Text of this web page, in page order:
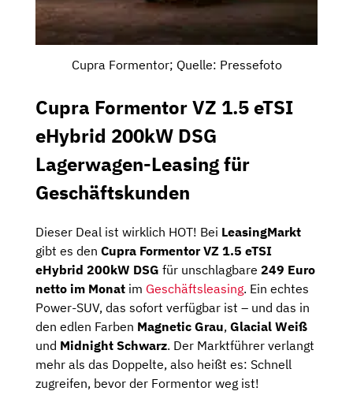
Cupra Formentor; Quelle: Pressefoto
Cupra Formentor VZ 1.5 eTSI
eHybrid 200kW DSG
Lagerwagen-Leasing für
Geschäftskunden
Dieser Deal ist wirklich HOT! Bei LeasingMarkt
gibt es den Cupra Formentor VZ 1.5 eTSI
eHybrid 200kW DSG für unschlagbare 249 Euro
netto im Monat im Geschäftsleasing. Ein echtes
Power-SUV, das sofort verfügbar ist – und das in
den edlen Farben Magnetic Grau, Glacial Weiß
und Midnight Schwarz. Der Marktführer verlangt
mehr als das Doppelte, also heißt es: Schnell
zugreifen, bevor der Formentor weg ist!